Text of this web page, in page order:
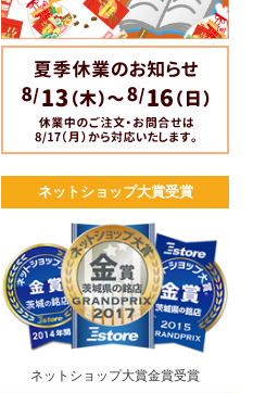
ネットショップ大賞受賞
ネットショップ大賞金賞受賞